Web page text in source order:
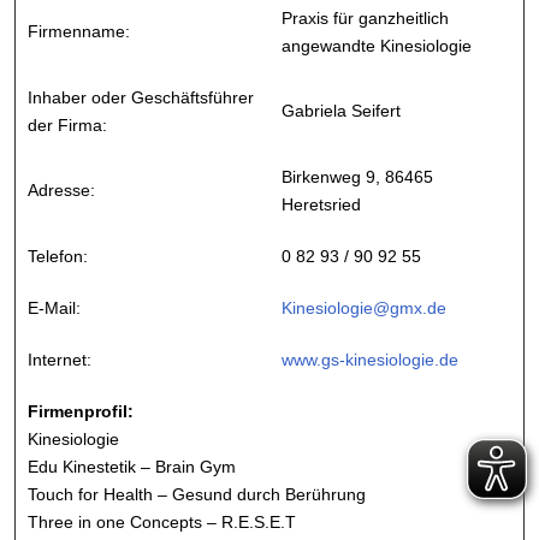
Firmenname:
Praxis für ganzheitlich
angewandte Kinesiologie
Inhaber oder Geschäftsführer
der Firma:
Gabriela Seifert
Adresse:
Birkenweg 9, 86465
Heretsried
Telefon: 0 82 93 / 90 92 55
E-Mail: Kinesiologie@gmx.de
Internet: www.gs-kinesiologie.de
Firmenprofil:
Kinesiologie
Edu Kinestetik – Brain Gym
Touch for Health – Gesund durch Berührung
Three in one Concepts – R.E.S.E.T